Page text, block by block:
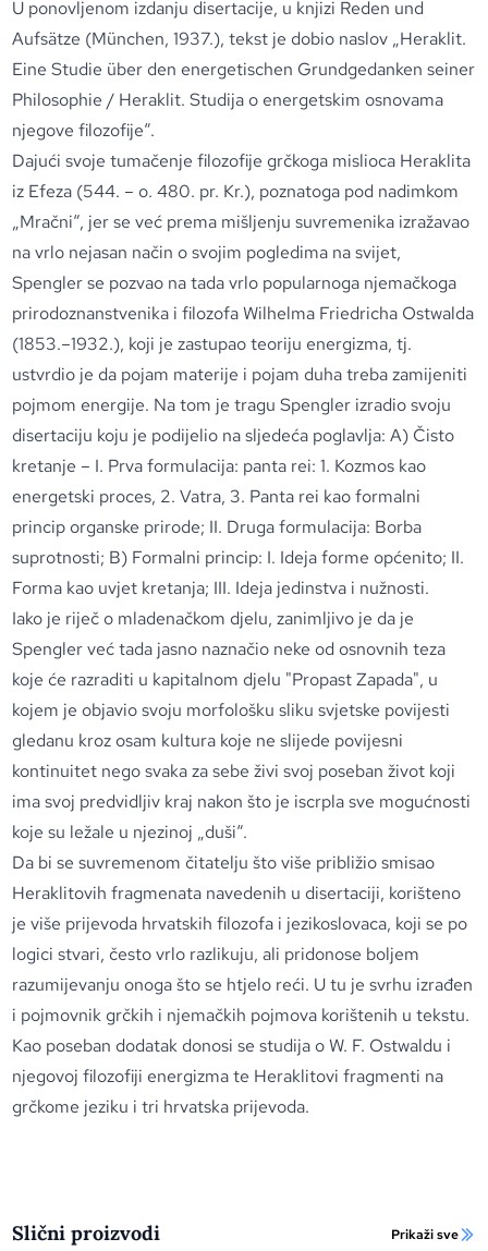
U ponovljenom izdanju disertacije, u knjizi Reden und
Aufsätze (München, 1937.), tekst je dobio naslov „Heraklit.
Eine Studie über den energetischen Grundgedanken seiner
Philosophie / Heraklit. Studija o energetskim osnovama
njegove filozofije“.
Dajući svoje tumačenje filozofije grčkoga mislioca Heraklita
iz Efeza (544. – o. 480. pr. Kr.), poznatoga pod nadimkom
„Mračni“, jer se već prema mišljenju suvremenika izražavao
na vrlo nejasan način o svojim pogledima na svijet,
Spengler se pozvao na tada vrlo popularnoga njemačkoga
prirodoznanstvenika i filozofa Wilhelma Friedricha Ostwalda
(1853.–1932.), koji je zastupao teoriju energizma, tj.
ustvrdio je da pojam materije i pojam duha treba zamijeniti
pojmom energije. Na tom je tragu Spengler izradio svoju
disertaciju koju je podijelio na sljedeća poglavlja: A) Čisto
kretanje – I. Prva formulacija: panta rei: 1. Kozmos kao
energetski proces, 2. Vatra, 3. Panta rei kao formalni
princip organske prirode; II. Druga formulacija: Borba
suprotnosti; B) Formalni princip: I. Ideja forme općenito; II.
Forma kao uvjet kretanja; III. Ideja jedinstva i nužnosti.
Iako je riječ o mladenačkom djelu, zanimljivo je da je
Spengler već tada jasno naznačio neke od osnovnih teza
koje će razraditi u kapitalnom djelu "Propast Zapada", u
kojem je objavio svoju morfološku sliku svjetske povijesti
gledanu kroz osam kultura koje ne slijede povijesni
kontinuitet nego svaka za sebe živi svoj poseban život koji
ima svoj predvidljiv kraj nakon što je iscrpla sve mogućnosti
koje su ležale u njezinoj „duši“.
Da bi se suvremenom čitatelju što više približio smisao
Heraklitovih fragmenata navedenih u disertaciji, korišteno
je više prijevoda hrvatskih filozofa i jezikoslovaca, koji se po
logici stvari, često vrlo razlikuju, ali pridonose boljem
razumijevanju onoga što se htjelo reći. U tu je svrhu izrađen
i pojmovnik grčkih i njemačkih pojmova korištenih u tekstu.
Kao poseban dodatak donosi se studija o W. F. Ostwaldu i
njegovoj filozofiji energizma te Heraklitovi fragmenti na
grčkome jeziku i tri hrvatska prijevoda.
Slični proizvodi Prikaži sve